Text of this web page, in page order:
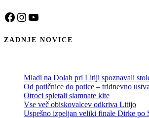
Facebook
Instagram
YouTube
ZADNJE NOVICE
Mladi na Dolah pri Litiji spoznavali
Od potičnice do potice – tridnevno
Otroci spletali slamnate kite
Vse več obiskovalcev odkriva Litijo
Uspešno izpeljan veliki finale Dirke